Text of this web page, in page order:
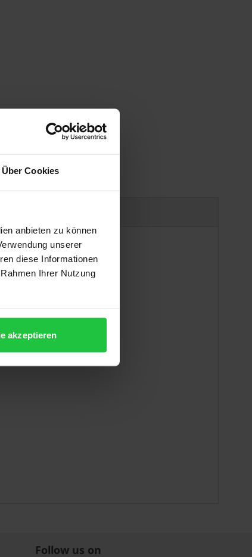
Über Cookies
anbieten zu können
unserer
diese Informationen
Ihrer Nutzung
akzeptieren
Follow us on